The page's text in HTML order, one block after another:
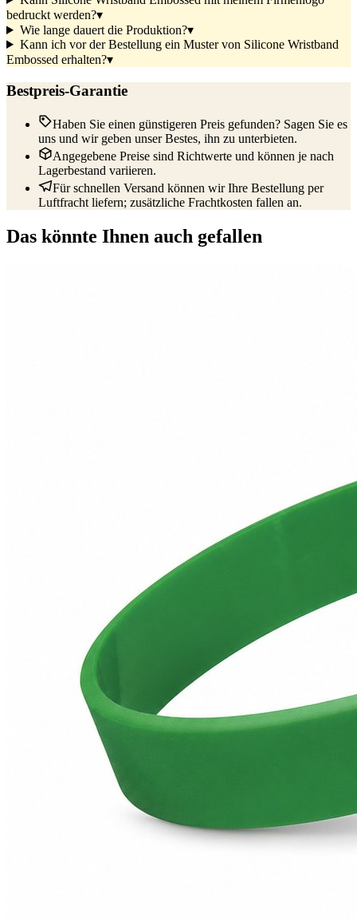
bedruckt werden?▾
Wie lange dauert die Produktion?▾
Kann ich vor der Bestellung ein Muster von Silicone Wristband
Embossed erhalten?▾
Bestpreis-Garantie
Haben Sie einen günstigeren Preis gefunden? Sagen Sie es
uns und wir geben unser Bestes, ihn zu unterbieten.
Angegebene Preise sind Richtwerte und können je nach
Lagerbestand variieren.
Für schnellen Versand können wir Ihre Bestellung per
Luftfracht liefern; zusätzliche Frachtkosten fallen an.
Das könnte Ihnen auch gefallen